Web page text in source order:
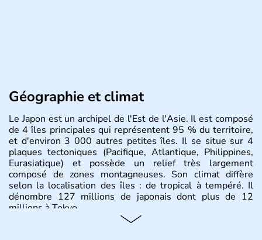
Géographie et climat
Le Japon est un archipel de l'Est de l'Asie. Il est composé
de 4 îles principales qui représentent 95 % du territoire,
et d'environ 3 000 autres petites îles. Il se situe sur 4
plaques tectoniques (Pacifique, Atlantique, Philippines,
Eurasiatique) et possède un relief très largement
composé de zones montagneuses. Son climat diffère
selon la localisation des îles : de tropical à tempéré. Il
dénombre 127 millions de japonais dont plus de 12
millions à Tokyo.